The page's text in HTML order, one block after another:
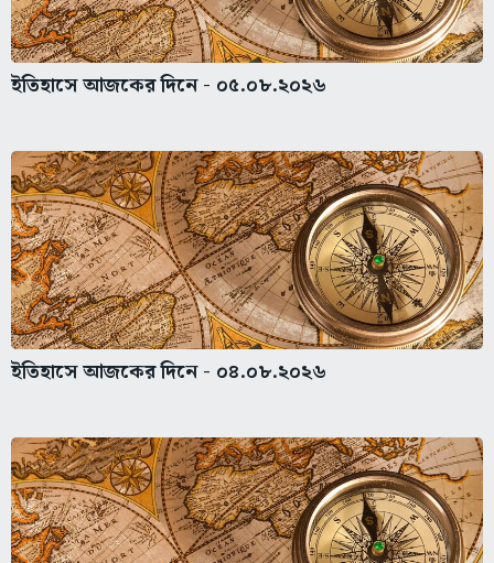
ইতিহাসে আজকের দিনে - ০৫.০৮.২০২৬
ইতিহাসে আজকের দিনে - ০৪.০৮.২০২৬